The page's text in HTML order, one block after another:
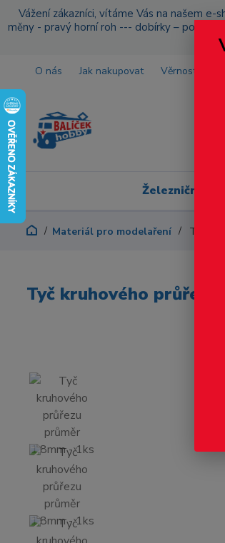
Vážení zákazníci, vítáme Vás na našem
měny - pravý horní roh --- dobírky – pokud
O nás Jak nakupovat Věrnostní
Železniční
Materiál pro modelaření Tyč
Tyč kruhového